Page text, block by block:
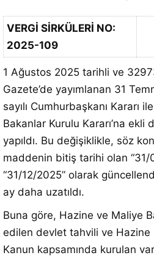
VERGİ SİRKÜLERİ NO:
2025-109
1 Ağustos 2025 tarihli ve
Gazete’de yayımlanan 31
sayılı Cumhurbaşkanı Kararı
Bakanlar Kurulu Kararı’na
yapıldı. Bu değişiklikle, söz
maddenin bitiş tarihi olan “31/
“31/12/2025” olarak
ay daha uzatıldı.
Buna göre, Hazine ve Maliye
edilen devlet tahvili ve Hazine
Kanun kapsamında kurulan